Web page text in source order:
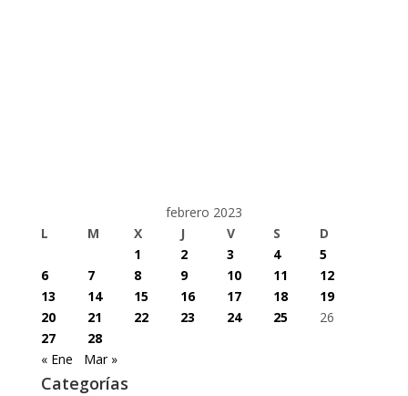
febrero 2023
L
M X J V S
D
1
2 3 4
5
6
7 8 9 10 11
12
13
14 15 16 17 18
19
20
21 22 23 24 25
26
27
28
« Ene
Mar »
Categorías